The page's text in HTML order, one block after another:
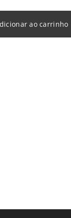
ao carrinho